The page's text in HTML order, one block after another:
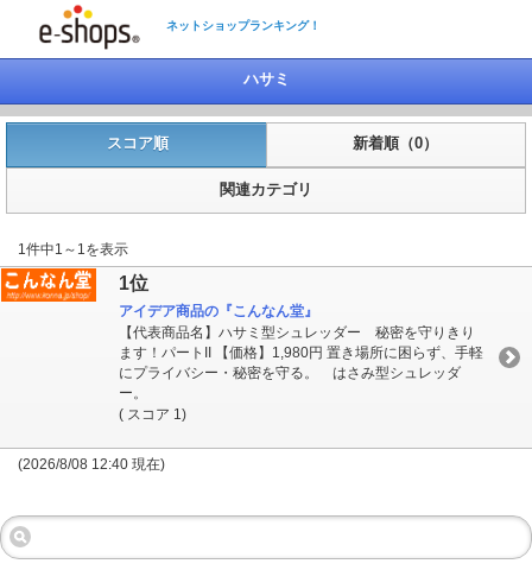
ネットショップランキング！
ハサミ
スコア順 新着順（0）
関連カテゴリ
1件中1～1を表示
1位
アイデア商品の『こんなん堂』
【代表商品名】ハサミ型シュレッダー 秘密を守りきり
ます！パートII 【価格】1,980円 置き場所に困らず、手軽
にプライバシー・秘密を守る。 はさみ型シュレッダ
ー。
( スコア 1)
(2026/8/08 12:40 現在)